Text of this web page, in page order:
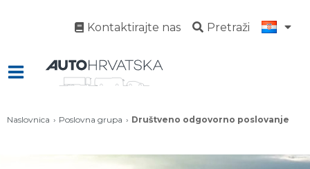
Kontaktirajte nas Pretraži
Naslovnica Poslovna grupa Društveno odgovorno poslovanje